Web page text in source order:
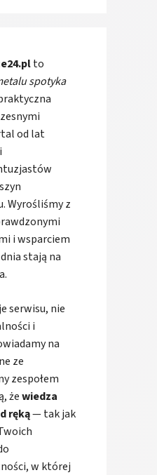
to
spotyka
od lat
Wyrośliśmy z
i wsparciem
stają na
serwisu, nie
i
na
ze
zespołem
żewiedza
ręką— tak jak
w której